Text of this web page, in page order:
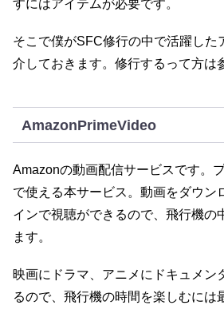
すにはアイテムが必要です。
そこで僕がSFC修行の中で活躍した
介しておきます。修行するって方は
AmazonPrimeVideo
Amazonの動画配信サービスです。
で使える本サービス。動画をダウン
インで視聴ができるので、飛行機の
ます。
映画にドラマ、アニメにドキュメン
るので、飛行機の時間を楽しむには